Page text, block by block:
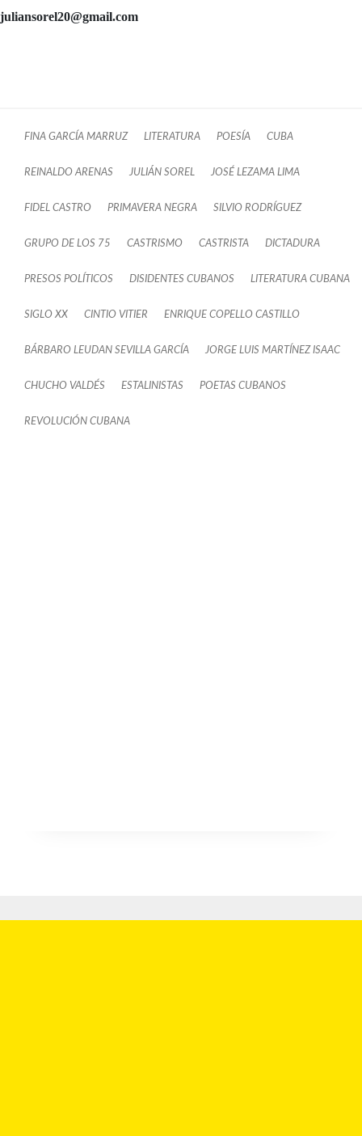
juliansorel20@gmail.com
FINA GARCÍA MARRUZ LITERATURA POESÍA CUBA
REINALDO ARENAS JULIÁN SOREL JOSÉ LEZAMA LIMA
FIDEL CASTRO PRIMAVERA NEGRA SILVIO RODRÍGUEZ
GRUPO DE LOS 75 CASTRISMO CASTRISTA DICTADURA
PRESOS POLÍTICOS DISIDENTES CUBANOS LITERATURA CUBANA
SIGLO XX CINTIO VITIER ENRIQUE COPELLO CASTILLO
BÁRBARO LEUDAN SEVILLA GARCÍA JORGE LUIS MARTÍNEZ ISAAC
CHUCHO VALDÉS ESTALINISTAS POETAS CUBANOS
REVOLUCIÓN CUBANA